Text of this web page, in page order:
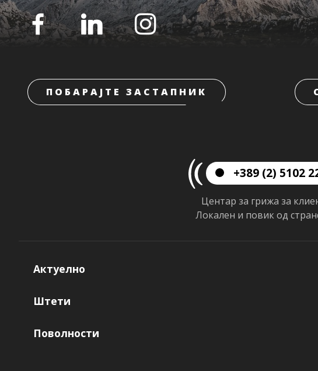
ПОБАРАЈТЕ ЗАСТАПНИК
+389 (2) 5102
Центар за грижа за
Локален и повик од
Актуелно
Штети
Поволности